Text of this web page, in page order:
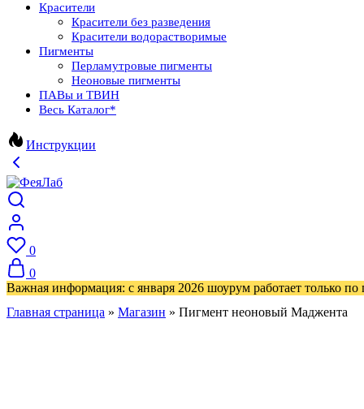
Красители
Красители без разведения
Красители водорастворимые
Пигменты
Перламутровые пигменты
Неоновые пигменты
ПАВы и ТВИН
Весь Каталог*
Инструкции
0
0
Важная информация: с января 2026 шоурум работает только по
Главная страница » Магазин » Пигмент неоновый Маджента